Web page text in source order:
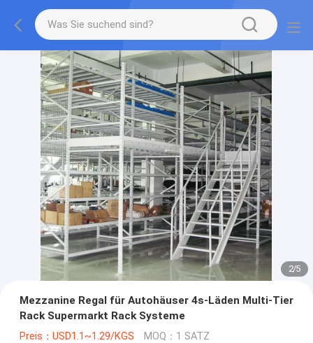
2/5
Mezzanine Regal für Autohäuser 4s-Läden Multi-Tier
Rack Supermarkt Rack Systeme
Preis：USD1.1~1.29/KGS MOQ：1 SATZ